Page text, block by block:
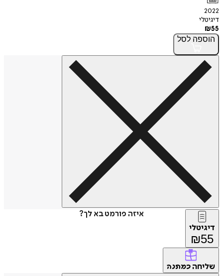
2022
דיגיטלי
₪55
הוספה לסל
איזה פורמט בא לך?
דיגיטלי
₪55
שליחה כמתנה